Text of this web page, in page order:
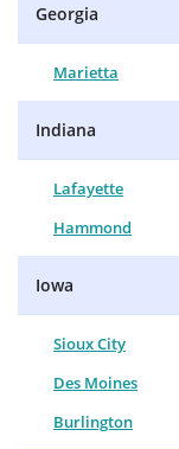
Georgia
Marietta
Indiana
Lafayette
Hammond
Iowa
Sioux City
Des Moines
Burlington